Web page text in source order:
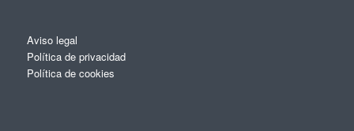
Aviso legal
Política de privacidad
Política de cookies